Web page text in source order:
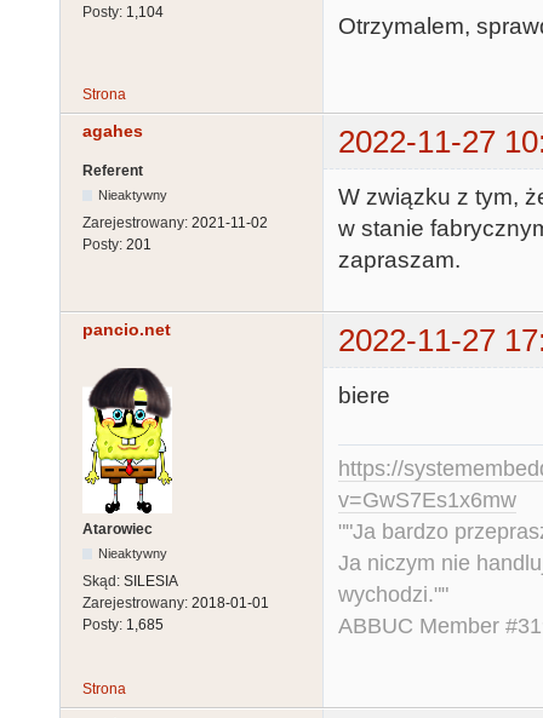
Posty: 1,104
Otrzymalem,
Strona
agahes 2022-11-27
Referent
Nieaktywny
Zarejestrowany: 2021-11-02
Posty: 201
W związku z tym,
w stanie
zapraszam.
pancio.net 2022-11-27
Atarowiec
Nieaktywny
Skąd: SILESIA
Zarejestrowany: 2018-01-01
Posty: 1,685
biere
https://
v=GwS7Es1x6mw
""Ja bardzo
Ja niczym nie
wychodzi.""
ABBUC Member
Strona